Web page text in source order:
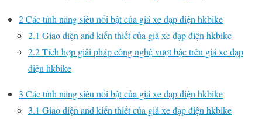
2Các tính năng siêu nổi bật của giá xe đạp điện hkbike
2.1 Giao diện and kiến thiết của giá xe đạp điện hkbike
2.2Tích hợp giải pháp công nghệ vượt bậc trên giá xe đạp
điện hkbike
3 Các tính năng siêu nổi bật của giá xe đạp điện hkbike
3.1 Giao diện and kiến thiết của giá xe đạp điện hkbike